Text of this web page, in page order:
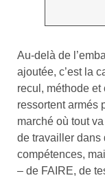
Au-delà de
ajoutée, c’est la
recul, méthode
ressortent armés
marché où tout
de travailler dans
compétences,
– de FAIRE, de